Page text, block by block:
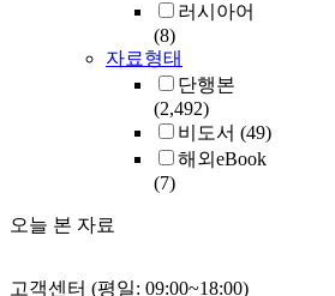
러시아어
(8)
자료형태
단행본
(2,492)
비도서 (49)
해외eBook
(7)
오늘 본 자료
고객센터 (평일: 09:00~18:00)